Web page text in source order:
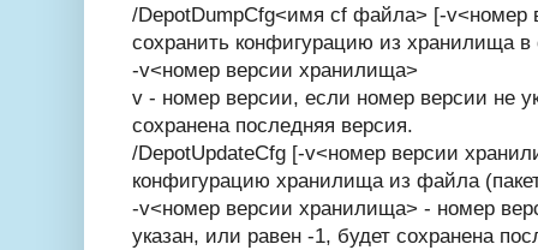
/DepotDumpCfg<имя cf файла> [-v<номер
сохранить конфигурацию из хранилища
-v<номер версии хранилища>
v - номер версии, если номер версии не
сохранена последняя версия.
/DepotUpdateCfg [-v<номер версии
конфигурацию хранилища из файла
-v<номер версии хранилища> - номер
указан, или равен -1, будет сохранена